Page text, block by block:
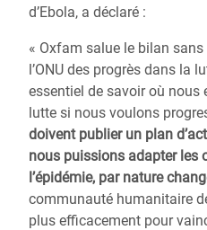
d’Ebola, a déclaré :
« Oxfam salue le bilan
l’ONU des progrès dans la
essentiel de savoir où nous
lutte si nous voulons
doivent publier un plan
nous puissions adapter les
l’épidémie, par nature
communauté humanitaire
plus efficacement pour